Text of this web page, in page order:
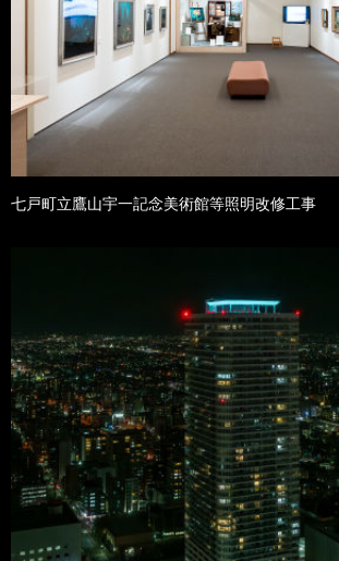
七戸町立鷹山宇一記念美術館等照明改修工事